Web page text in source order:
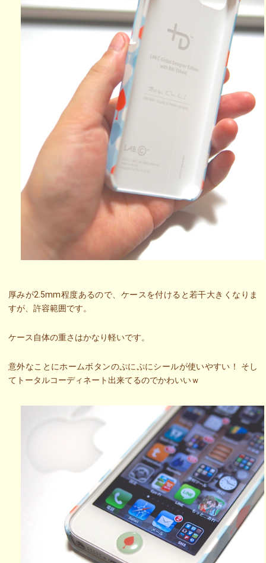
厚みが2.5mm程度あるので、ケースを付けると若干大きくなりま
すが、許容範囲です。
ケース自体の重さはかなり軽いです。
意外なことにホームボタンのぷにぷにシールが使いやすい！ そし
てトータルコーディネート出来てるのでかわいいｗ